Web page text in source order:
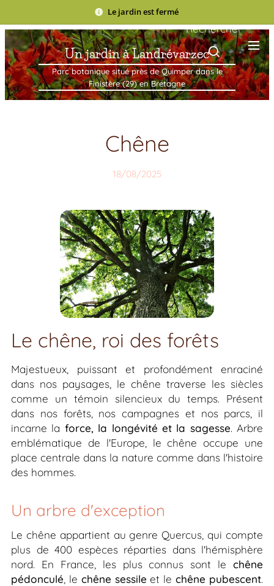
Le jardin est fermé
Un jardin à Landrévarzec
Parc botanique situé près de Quimper dans le
Finistère (29) en Bretagne
Rechercher
Chêne
18/08/2025
Le chêne, roi des forêts
Majestueux, puissant et profondément enraciné
dans nos paysages, le chêne traverse les siècles
comme un témoin silencieux du temps. Présent
dans nos forêts, nos campagnes et nos parcs, il
incarne la force, la longévité et la sagesse. Arbre
emblématique de l'Europe, le chêne occupe une
place centrale dans la nature comme dans l'histoire
des hommes.
Un arbre d'exception
Le chêne appartient au genreQuercus , qui compte
plus de 400 espèces réparties dans l'hémisphère
nord. En France, les plus connus sont le chêne
pédonculé , le chêne sessile et lechêne pubescent.